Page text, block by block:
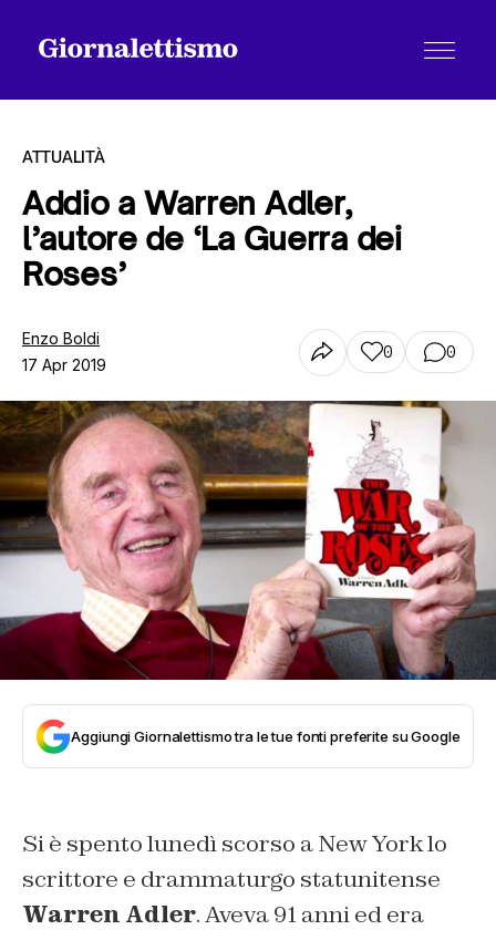
Tutti gli articoli
Chi siamo
Contatti
ATTUALITÀ
Addio a Warren Adler,
l’autore de ‘La Guerra dei
Roses’
Enzo Boldi
17 Apr 2019
0 0
Aggiungi Giornalettismo tra le tue fonti preferite su Google
Si è spento lunedì scorso a New York lo
scrittore e drammaturgo statunitense
Warren Adler. Aveva 91 anni ed era